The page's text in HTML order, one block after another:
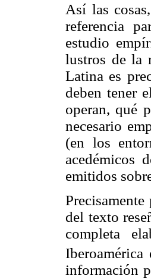
Así las
referencia
estudio
lustros de la
Latina es
deben tener
operan, qué
necesario
(en los
acedémicos
emitidos
del texto
completa
información